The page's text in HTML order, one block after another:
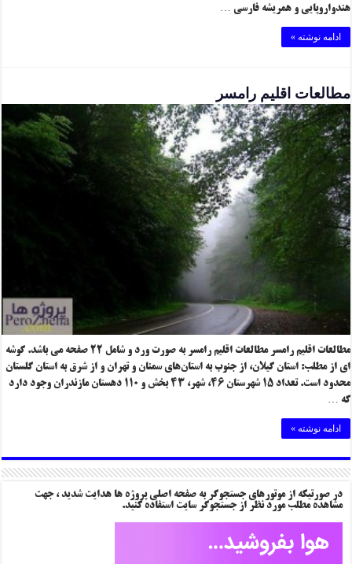
هندواروپایی و همریشه فارسی …
ادامه نوشته »
مطالعات اقلیم رامسر
مطالعات اقلیم رامسر مطالعات اقلیم رامسر به صورت ورد و شامل ۲۲ صفحه می باشد. گوشه
ای از مطلب: استان گیلان، از جنوب به استان‌های سمنان و تهران و از شرق به استان گلستان
محدود است. تعداد ۱۵ شهرستان ۴۶، شهر، ۴۳ بخش و ۱۱۰ دهستان مازندران وجود دارد
که …
ادامه نوشته »
در صورتیکه از موتورهای جستجوگر به صفحه اصلی پروژه ها هدایت شدید ، جهت
مشاهده مطلب مورد نظر از جستجوگر سایت استفاده کنید.